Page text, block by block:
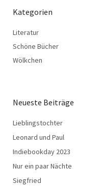
Kategorien
Literatur
Schöne Bücher
Wölkchen
Neueste Beiträge
Lieblingstochter
Leonard und Paul
Indiebookday 2023
Nur ein paar Nächte
Siegfried